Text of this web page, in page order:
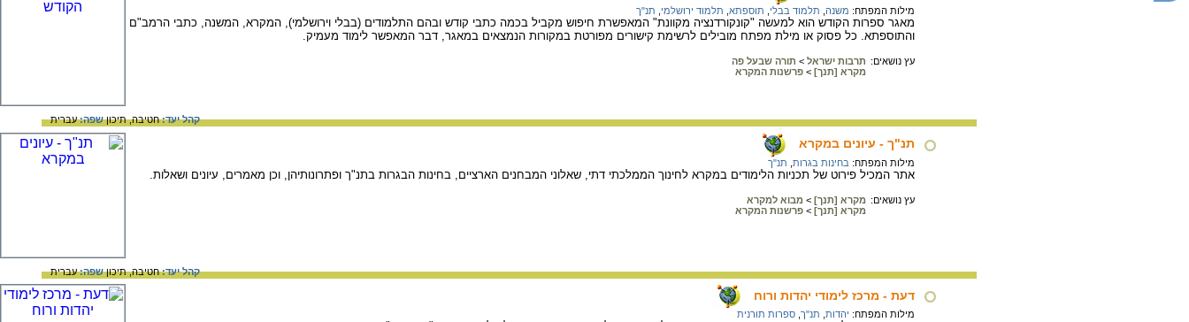
מילות המפתח: משנה תלמוד בבלי תוספתא תלמוד ירושלמי תנ"ך
מאגר ספרות הקודש הוא למעשה "קונקורדנציה מקוונת" המאפשרת חיפוש מקביל בכמה כתבי קודש ובהם התלמודים (בבלי וירושלמי), המקרא, המשנה, כתבי הרמב"ם
והתוספתא. כל פסוק או מילת מפתח מובילים לרשימת קישורים מפורטת במקורות הנמצאים במאגר, דבר המאפשר לימוד מעמיק.
עץ נושאים: תרבות ישראל > תורה שבעל פה
מקרא [תנך] > פרשנות המקרא
קהל יעד:חטיבה,תיכוןשפה:עברית
תנ"ך - עיונים במקרא
מילות המפתח: בחינות בגרות תנ"ך
אתר המכיל פירוט של תכניות הלימודים במקרא לחינוך הממלכתי דתי, שאלוני המבחנים הארציים, בחינות הבגרות בתנ"ך ופתרונותיהן, וכן מאמרים, עיונים ושאלות.
עץ נושאים: מקרא [תנך] > מבוא למקרא
מקרא [תנך] > פרשנות המקרא
קהל יעד:חטיבה,תיכוןשפה:עברית
דעת - מרכז לימודי יהדות ורוח
מילות המפתח: יהדות תנ"ך ספרות תורנית